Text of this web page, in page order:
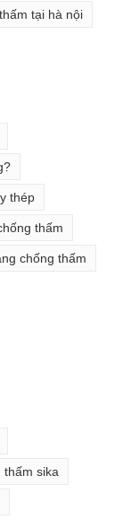
tại hà nội
thép
thấm
chống thấm
thấm sika